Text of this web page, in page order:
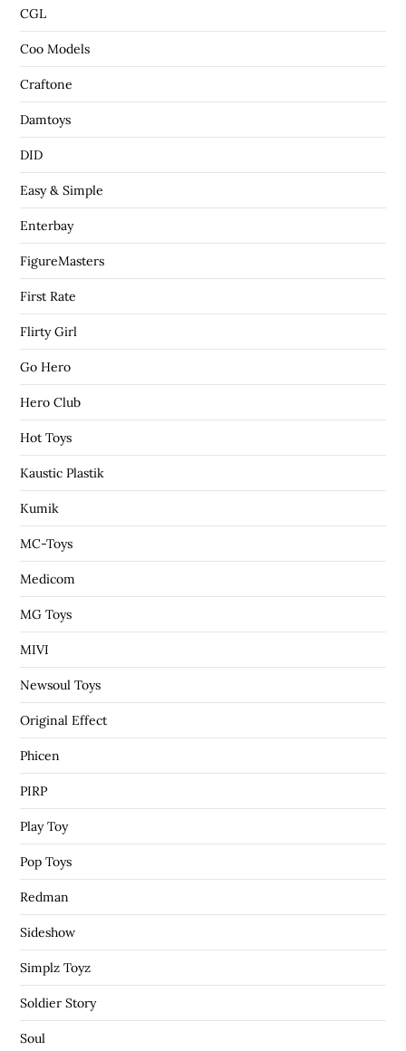
CGL
Coo Models
Craftone
Damtoys
DID
Easy & Simple
Enterbay
FigureMasters
First Rate
Flirty Girl
Go Hero
Hero Club
Hot Toys
Kaustic Plastik
Kumik
MC-Toys
Medicom
MG Toys
MIVI
Newsoul Toys
Original Effect
Phicen
PIRP
Play Toy
Pop Toys
Redman
Sideshow
Simplz Toyz
Soldier Story
Soul